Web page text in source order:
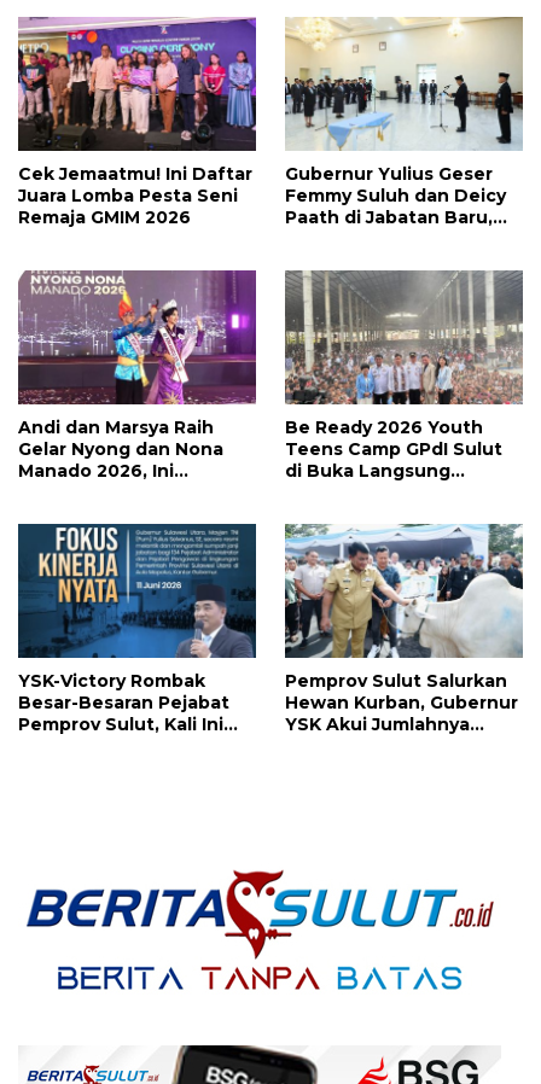
Cek Jemaatmu! Ini Daftar
Juara Lomba Pesta Seni
Remaja GMIM 2026
Gubernur Yulius Geser
Femmy Suluh dan Deicy
Paath di Jabatan Baru,
Andi dan Marsya Raih
Gelar Nyong dan Nona
Manado 2026, Ini
Be Ready 2026 Youth
Teens Camp GPdI Sulut
di Buka Langsung
Julia Tuwo Beri Apresiasi
Tinggi
YSK-Victory Rombak
Besar-Besaran Pejabat
Pemprov Sulut, Kali Ini
Pemprov Sulut Salurkan
Hewan Kurban, Gubernur
YSK Akui Jumlahnya